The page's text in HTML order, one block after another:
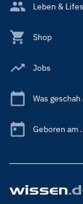
Leben &
Shop
Jobs
Was geschah
Geboren am